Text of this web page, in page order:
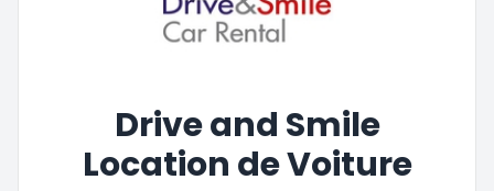
Drive and Smile
Location de Voiture